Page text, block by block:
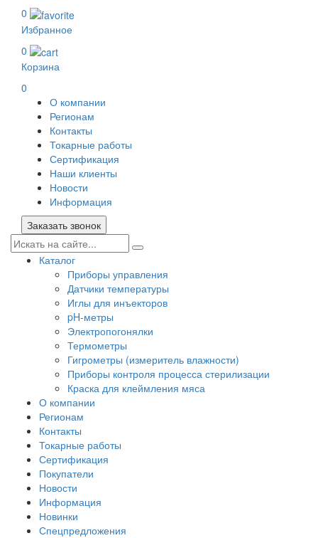
0
Избранное
0
Корзина
0
О компании
Регионам
Контакты
Токарные работы
Сертификация
Наши клиенты
Новости
Информация
Заказать звонок
Каталог
Приборы управления
Датчики температуры
Иглы для инъекторов
pH-метры
Электропогонялки
Термометры
Гигрометры (измеритель влажности)
Приборы контроля процесса стерилизации
Краска для клеймления мяса
О компании
Регионам
Контакты
Токарные работы
Сертификация
Покупатели
Новости
Информация
Новинки
Спецпредложения